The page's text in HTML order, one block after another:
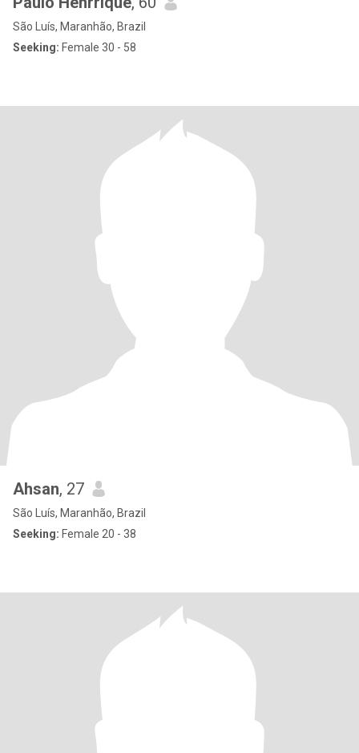
São Luís, Maranhão, Brazil
Seeking: Female 30 - 58
Ahsan, 27
São Luís, Maranhão, Brazil
Seeking: Female 20 - 38